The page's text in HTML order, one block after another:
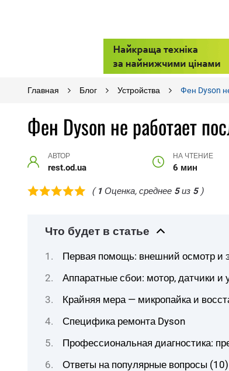
Главная Блог Устройства Фен Dyson
Фен Dyson не работает
АВТОР
rest.od.ua
НА ЧТЕНИЕ
6 мин
( 1 Оценка, среднее 5из 5)
Что будет в статье
Первая помощь: внешний осмотр и
Аппаратные сбои: мотор, датчики
Крайняя мера — микропайка и
Специфика ремонта Dyson
Профессиональная диагностика:
Ответы на популярные вопросы (10)